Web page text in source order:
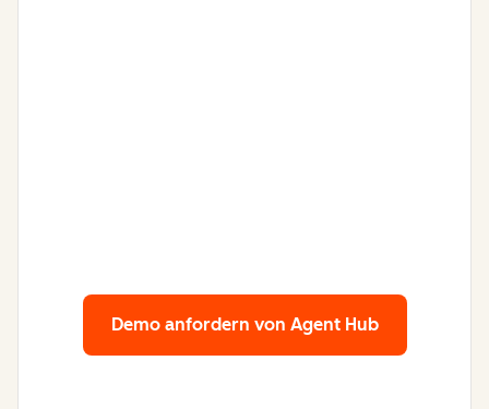
Demo anfordern von Agent Hub